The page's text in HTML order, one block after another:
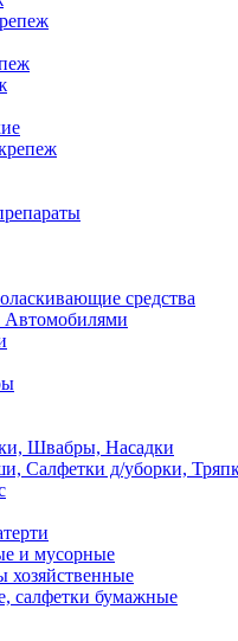
средства
Автомобилями
Швабры, Насадки
Салфетки д/уборки,
и мусорные
хозяйственные
салфетки бумажные